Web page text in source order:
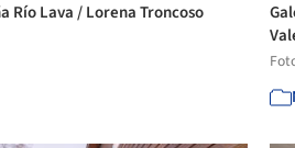
Río Lava / Lorena Troncoso